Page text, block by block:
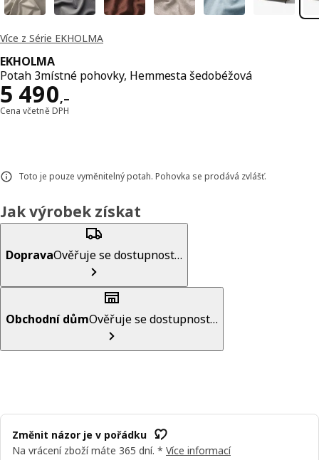
Více z Série EKHOLMA
EKHOLMA
Potah 3místné pohovky, Hemmesta šedobéžová
5 490,–
Cena 5490,–
Cena včetně DPH
Toto je pouze vyměnitelný potah. Pohovka se prodává zvlášť.
Jak výrobek získat
DopravaOvěřuje se dostupnost…
Obchodní důmOvěřuje se dostupnost…
Změnit názor je v pořádku
Na vrácení zboží máte 365 dní. * Více informací